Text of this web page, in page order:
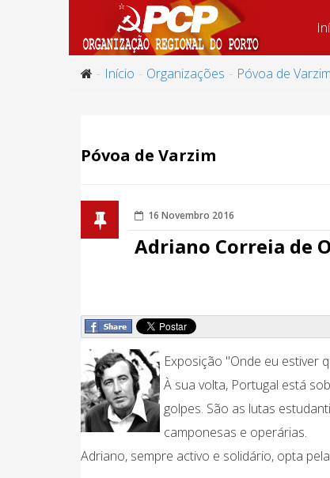
Início Organizações Póvoa de Varzim
Póvoa de Varzim
16 Novembro 2016
Adriano Correia de
Exposição "Onde eu estiver
À sua volta, Portugal está
golpes. São as lutas
camponesas e operárias.
Adriano, sempre activo e solidário, opta